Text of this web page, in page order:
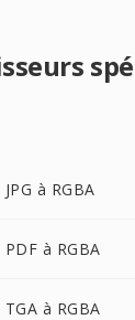
JPG à RGBA
PDF à RGBA
TGA à RGBA